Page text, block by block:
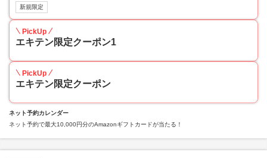
新規限定
PickUp
エキテン限定クーポン1
PickUp
エキテン限定クーポン
ネット予約カレンダー
ネット予約で最大10,000円分のAmazonギフトカードが当たる！